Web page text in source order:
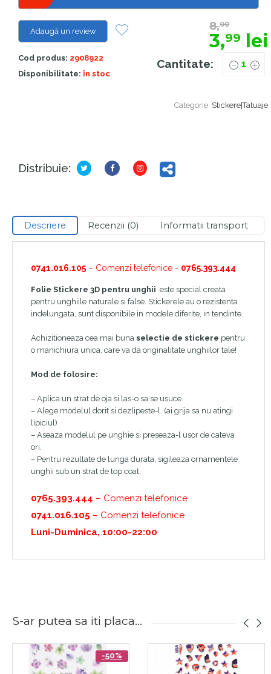
Categorie: Stickere|Tatuaje
Cantitate:
Adaugă un review
Cod produs: 2908922
Disponibilitate: în stoc
8,00
3,99 lei
Distribuie:
Descriere Recenzii (0) Informatii transport
0741.016.105 – Comenzi telefonice - 0765.393.444
Folie Stickere 3D pentru unghii este special creata
pentru unghiile naturale si false. Stickerele au o rezistenta
indelungata, sunt disponibile in modele diferite, in tendinte.
Achizitioneaza cea mai buna selectie de stickere pentru
o manichiura unica, care va da originalitate unghiilor tale!
Mod de folosire:
– Aplica un strat de oja si las-o sa se usuce.
– Alege modelul dorit si dezlipeste-l. (ai grija sa nu atingi
lipiciul)
– Aseaza modelul pe unghie si preseaza-l usor de cateva
ori.
– Pentru rezultate de lunga durata, sigileaza ornamentele
unghii sub un strat de top coat.
0765.393.444 – Comenzi telefonice
0741.016.105 – Comenzi telefonice
Luni-Duminica, 10:00-22:00
S-ar putea sa iti placa...
-50%